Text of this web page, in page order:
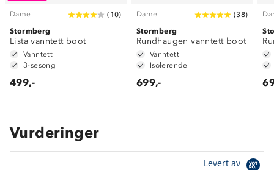
Dame ( 10)
Stormberg
Lista vanntett boot
Vanntett
3-sesong
499,-
Dame (38)
Stormberg
Rundhaugen vanntett boot
Vanntett
Isolerende
699,-
Vurderinger
Levert av